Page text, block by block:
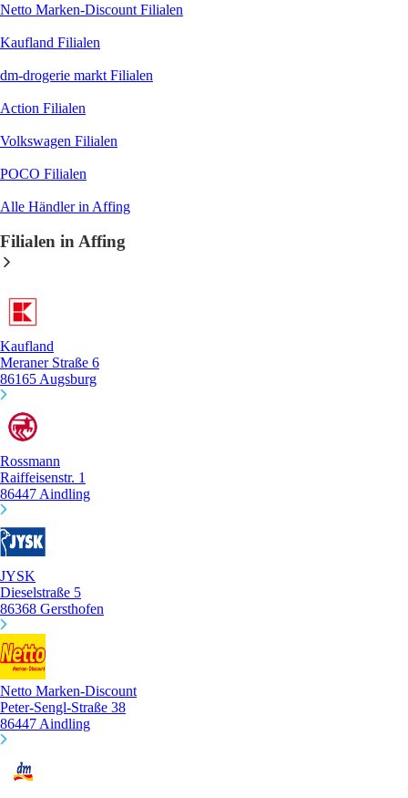
Netto Marken-Discount Filialen
Kaufland Filialen
dm-drogerie markt Filialen
Action Filialen
Volkswagen Filialen
POCO Filialen
Alle Händler in Affing
Filialen in Affing
Kaufland
Meraner Straße 6
86165 Augsburg
Rossmann
Raiffeisenstr. 1
86447 Aindling
JYSK
Dieselstraße 5
86368 Gersthofen
Netto Marken-Discount
Peter-Sengl-Straße 38
86447 Aindling